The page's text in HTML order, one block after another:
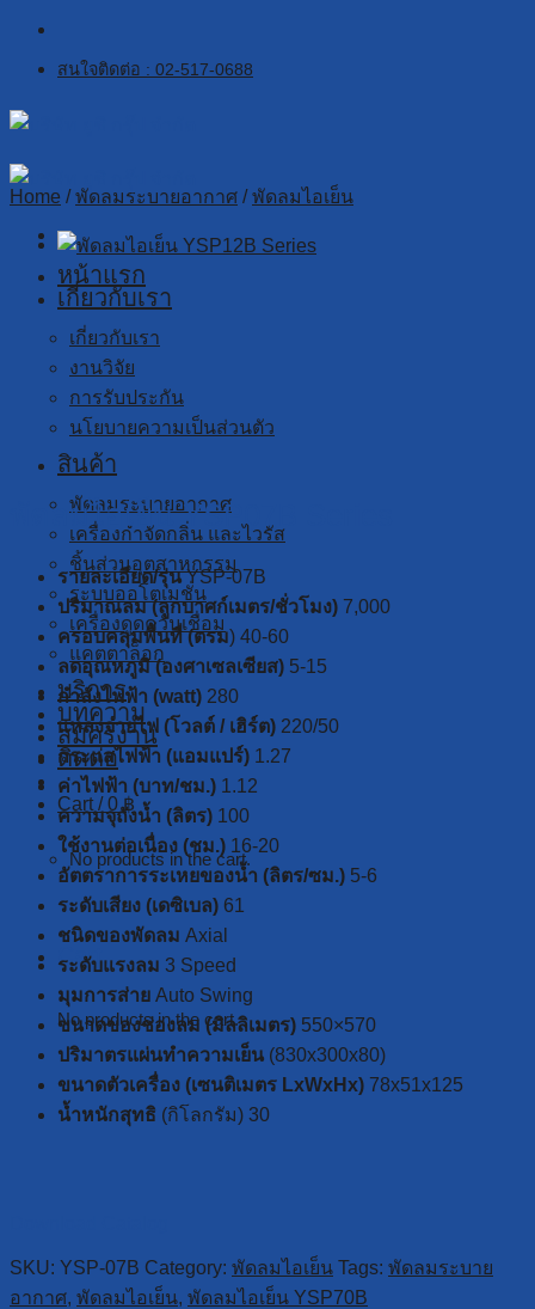
Skip
contentสนใจติดต่อ : 02-517-0688
หน้าแรก
เกี่ยวกับเรา
เกี่ยวกับเรา
งานวิจัย
การรับประกัน
นโยบายความเป็นส่วนตัว
สินค้า
พัดลมระบายอากาศ
เครื่องกำจัดกลิ่น และไวรัส
ชิ้นส่วนอุตสาหกรรม
ระบบออโตเมชั่น
เครื่องดูดควันเชื่อม
แคตตาล็อก
บริการ
บทความ
สมัครงาน
ติดต่อ
Cart /0฿
No products in the cart.
Cart
No products in the cart.
Home / พัดลมระบายอากาศ / พัดลมไอเย็น
พัดลมไอเย็น YSP07B Series
รายละเอียด/รุ่นYSP-07B
ปริมาณลม (ลูกบาศก์เมตร/ชั่วโมง) 7,000
ครอบคลุมพื้นที่ (ตรม) 40-60
ลดอุณหภูมิ (องศาเซลเซียส) 5-15
กำลังไฟฟ้า (watt) 280
แหล่งจ่ายไฟ (โวลต์ / เฮิร์ต) 220/50
กระแสไฟฟ้า (แอมแปร์) 1.27
ค่าไฟฟ้า (บาท/ชม.) 1.12
ความจุถังน้ำ (ลิตร) 100
ใช้งานต่อเนื่อง (ชม.) 16-20
อัตตราการระเหยของน้ำ (ลิตร/ซม.) 5-6
ระดับเสียง (เดซิเบล) 61
ชนิดของพัดลม Axial
ระดับแรงลม 3 Speed
มุมการส่าย Auto Swing
ขนาดของช่องลม (มิลลิเมตร) 550×570
ปริมาตรแผ่นทำความเย็น (830x300x80)
ขนาดตัวเครื่อง (เซนติเมตร LxWxHx) 78x51x125
น้ำหนักสุทธิ (กิโลกรัม) 30
SKU: YSP-07B Category: พัดลมไอเย็น Tags: พัดลมระบาย
อากาศ, พัดลมไอเย็น, พัดลมไอเย็น YSP70B